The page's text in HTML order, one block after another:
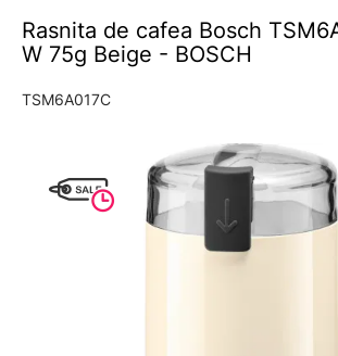
Rasnita de cafea Bosch
W 75g Beige - BOSCH
TSM6A017C